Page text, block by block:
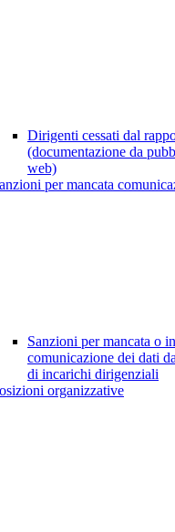
Dirigenti cessati dal
(documentazione da
web)
per mancata
Sanzioni per mancata o
comunicazione dei dati
di incarichi dirigenziali
organizzative